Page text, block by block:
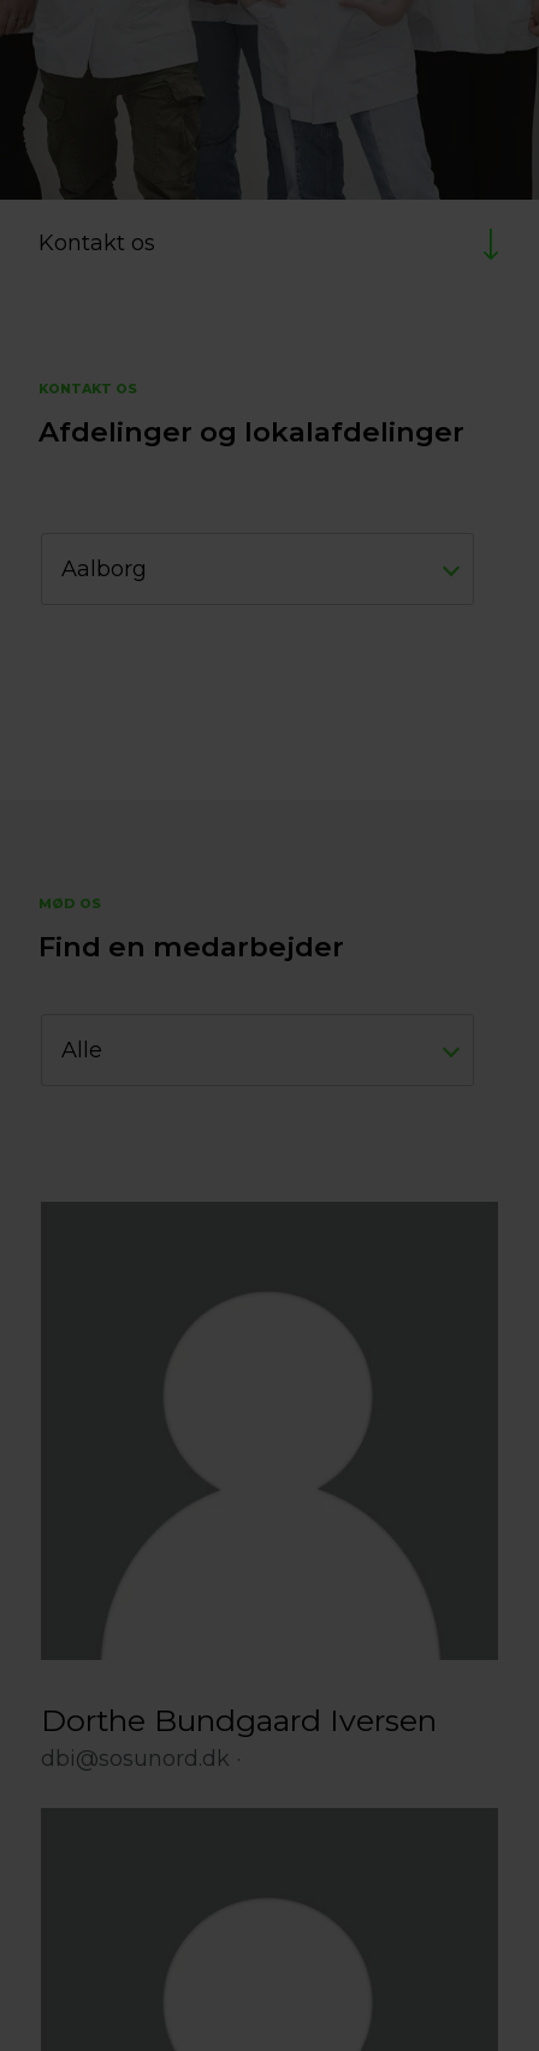
Kontakt os
KONTAKT OS
Afdelinger og lokalafdelinger
Aalborg
MØD OS
Find en medarbejder
Alle
Dorthe Bundgaard Iversen
dbi@sosunord.dk